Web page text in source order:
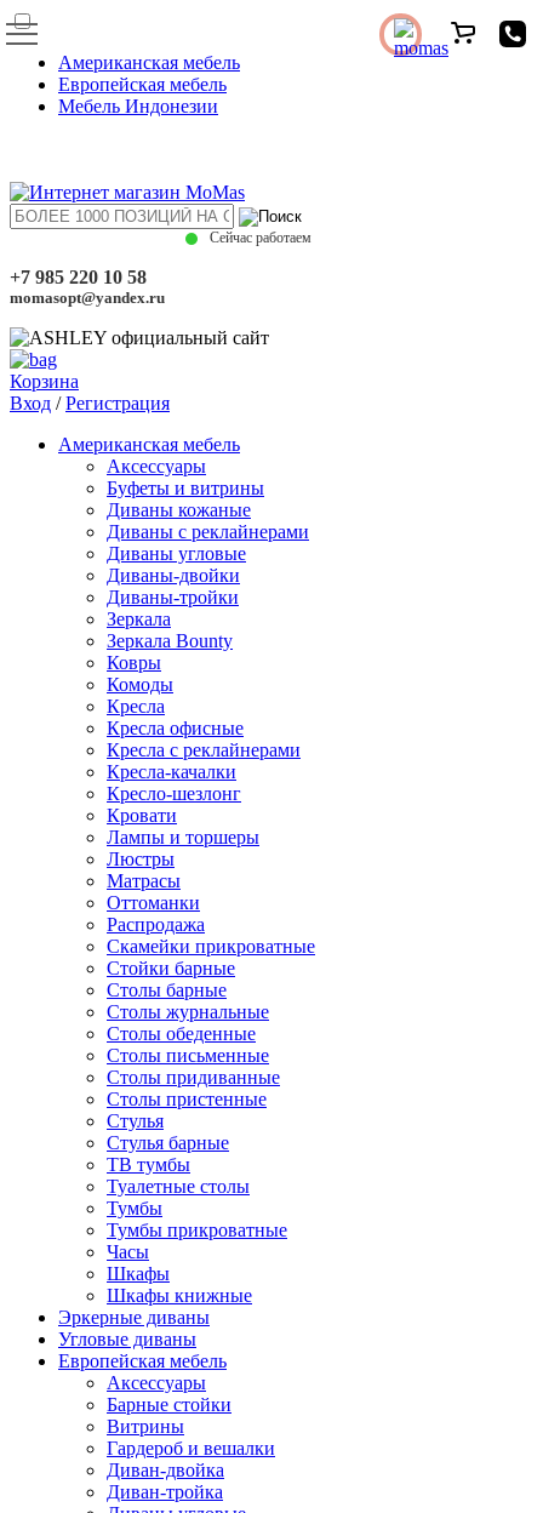
Американская мебель
Европейская мебель
Мебель Индонезии
Сейчас работаем
+7 985 220 10 58
momasopt@yandex.ru
Корзина
Вход /Регистрация
Американская мебель
Аксессуары
Буфеты и витрины
Диваны кожаные
Диваны с реклайнерами
Диваны угловые
Диваны-двойки
Диваны-тройки
Зеркала
Зеркала Bounty
Ковры
Комоды
Кресла
Кресла офисные
Кресла с реклайнерами
Кресла-качалки
Кресло-шезлонг
Кровати
Лампы и торшеры
Люстры
Матрасы
Оттоманки
Распродажа
Скамейки прикроватные
Стойки барные
Столы барные
Столы журнальные
Столы обеденные
Столы письменные
Столы придиванные
Столы пристенные
Стулья
Стулья барные
ТВ тумбы
Туалетные столы
Тумбы
Тумбы прикроватные
Часы
Шкафы
Шкафы книжные
Эркерные диваны
Угловые диваны
Европейская мебель
Аксессуары
Барные стойки
Витрины
Гардероб и вешалки
Диван-двойка
Диван-тройка